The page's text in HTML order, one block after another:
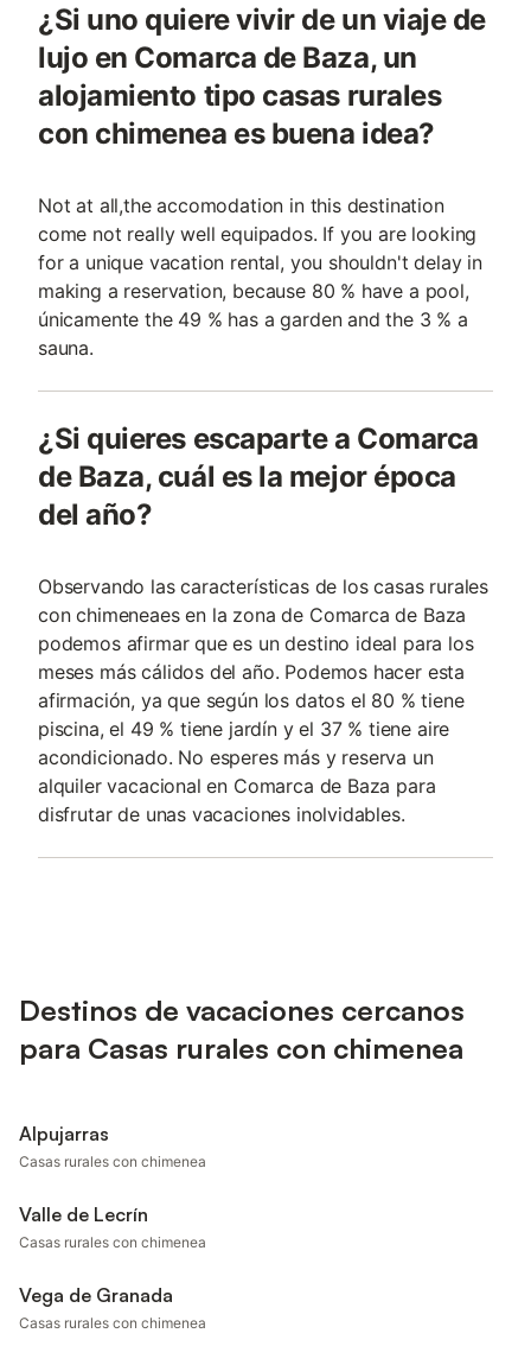
¿Si uno quiere vivir de un viaje de
lujo en Comarca de Baza, un
alojamiento tipo casas rurales
con chimenea es buena idea?
Not at all,the accomodation in this destination
come not really well equipados. If you are looking
for a unique vacation rental, you shouldn't delay in
making a reservation, because 80 % have a pool,
únicamente the 49 % has a garden and the 3 % a
sauna.
¿Si quieres escaparte a Comarca
de Baza, cuál es la mejor época
del año?
Observando las características de los casas rurales
con chimeneaes en la zona de Comarca de Baza
podemos afirmar que es un destino ideal para los
meses más cálidos del año. Podemos hacer esta
afirmación, ya que según los datos el 80 % tiene
piscina, el 49 % tiene jardín y el 37 % tiene aire
acondicionado. No esperes más y reserva un
alquiler vacacional en Comarca de Baza para
disfrutar de unas vacaciones inolvidables.
Destinos de vacaciones cercanos
para Casas rurales con chimenea
Alpujarras
Casas rurales con chimenea
Valle de Lecrín
Casas rurales con chimenea
Vega de Granada
Casas rurales con chimenea